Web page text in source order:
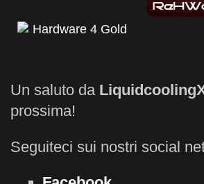
Un saluto da
prossima!
Seguiteci sui nostri social